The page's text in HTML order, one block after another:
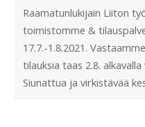
Raamatunlukijain Liiton
toimistomme &
17.7.-1.8.2021.
tilauksia taas 2.8. alkavalla
Siunattua ja virkistävää